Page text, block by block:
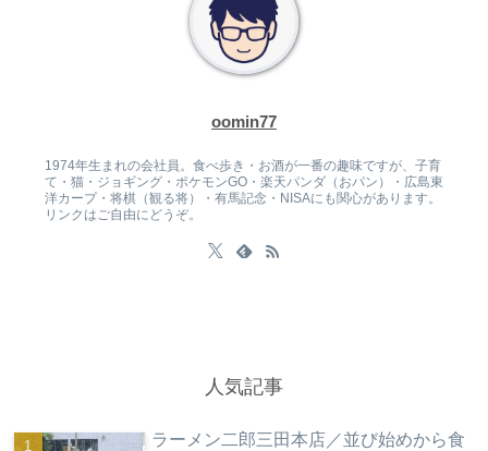
oomin77
1974年生まれの会社員。食べ歩き・お酒が一番の趣味ですが、子育
て・猫・ジョギング・ポケモンGO・楽天パンダ（おパン）・広島東
洋カープ・将棋（観る将）・有馬記念・NISAにも関心があります。
リンクはご自由にどうぞ。
人気記事
ラーメン二郎三田本店／並び始めから食